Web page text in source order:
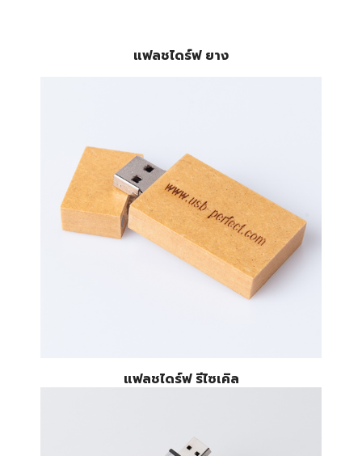
แฟลชไดร์ฟ ยาง
แฟลชไดร์ฟ รีไซเคิล